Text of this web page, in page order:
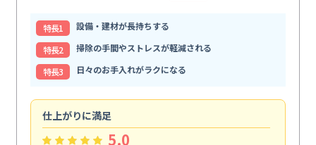
特⻑1
設備・建材が長持ちする
特⻑2
掃除の手間やストレスが軽減される
特⻑3
日々のお手入れがラクになる
仕上がりに満足
5.0